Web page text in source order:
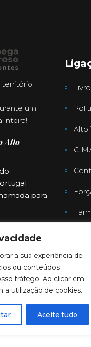
a sua experiência de
ou conteúdos
tráfego. Ao clicar em
a utilização de cookies.
Aceite tudo
território
um
inteira!
Alto
para
Alto